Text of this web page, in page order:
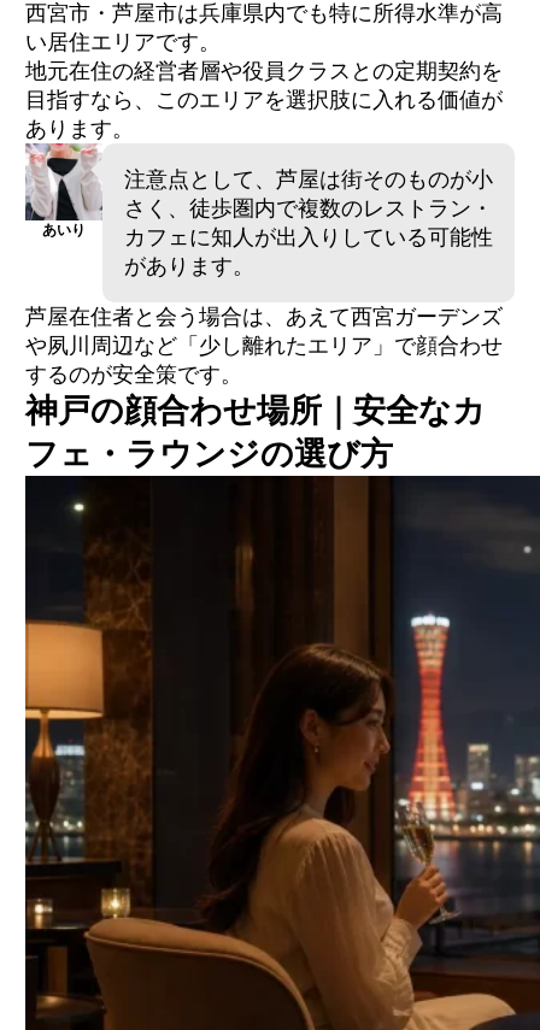
西宮市・芦屋市は兵庫県内でも特に所得水準が高
い居住エリアです。
地元在住の経営者層や役員クラスとの定期契約を
目指すなら、このエリアを選択肢に入れる価値が
あります。
あいり
注意点として、芦屋は街そのものが小
さく、徒歩圏内で複数のレストラン・
カフェに知人が出入りしている可能性
があります。
芦屋在住者と会う場合は、あえて西宮ガーデンズ
や夙川周辺など「少し離れたエリア」で顔合わせ
するのが安全策です。
神戸の顔合わせ場所｜安全なカ
フェ・ラウンジの選び方